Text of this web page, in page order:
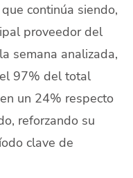
continúa siendo,
proveedor del
semana analizada,
97% del total
un 24% respecto
reforzando su
clave de